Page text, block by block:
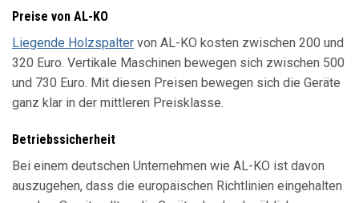
Preise von AL-KO
Liegende Holzspalter von AL-KO kosten zwischen 200 und
320 Euro. Vertikale Maschinen bewegen sich zwischen 500
und 730 Euro. Mit diesen Preisen bewegen sich die Geräte
ganz klar in der mittleren Preisklasse.
Betriebssicherheit
Bei einem deutschen Unternehmen wie AL-KO ist davon
auszugehen, dass die europäischen Richtlinien eingehalten